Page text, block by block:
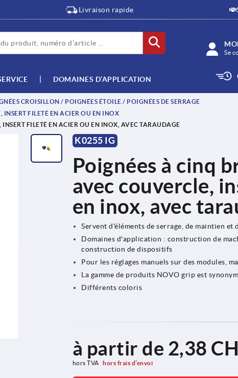
Livraison rapide
Se
DOMAINES D’APPLICATION
CROISILLON / POIGNÉES ÉTOILE / POIGNÉES DE SERRAGE
INSERT FILETÉ EN ACIER OU EN INOX
FILETÉ EN ACIER OU EN INOX, AVEC TARAUDAGE
K0255 IG
Poignées à cinq
avec couvercle,
en inox, avec
Servent d'éléments de serrage, de maintien et
Domaines d'application : construction de
construction de dispositifs
Pour les réglages manuels sur des modules,
La gamme de produits NOVO grip est
Différents coloris
à partir de 2,38
hors TVA hors frais d’envoi